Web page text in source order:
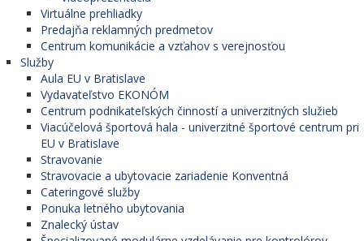
Virtuálne prehliadky
Predajňa reklamných predmetov
Centrum komunikácie a vzťahov s verejnosťou
Služby
Aula EU v Bratislave
Vydavateľstvo EKONÓM
Centrum podnikateľských činností a univerzitných služieb
Viacúčelová športová hala - univerzitné športové centrum pri
EU v Bratislave
Stravovanie
Stravovacie a ubytovacie zariadenie Konventná
Cateringové služby
Ponuka letného ubytovania
Znalecký ústav